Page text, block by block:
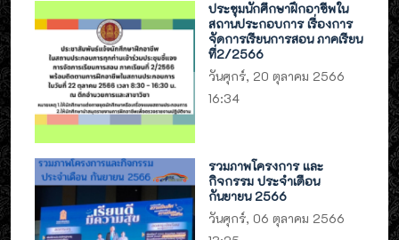
ประชุมนักศึกษาฝึกอาชีพใน
สถานประกอบการ เรื่องการ
จัดการเรียนการสอน ภาคเรียน
ที่2/2566
วันศุกร์, 20 ตุลาคม 2566
16:34
รวมภาพโครงการ และ
กิจกรรม ประจำเดือน
กันยายน 2566
วันศุกร์, 06 ตุลาคม 2566